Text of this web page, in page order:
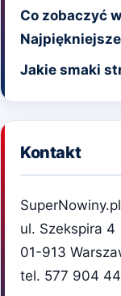
Co zobaczyć
Jakie smaki
Kontakt
SuperNowiny.pl
ul. Szekspira 4
01-913
tel. 577 904